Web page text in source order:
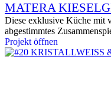
MATERA
Diese exklusive Küche mit
abgestimmtes
Projekt öffnen